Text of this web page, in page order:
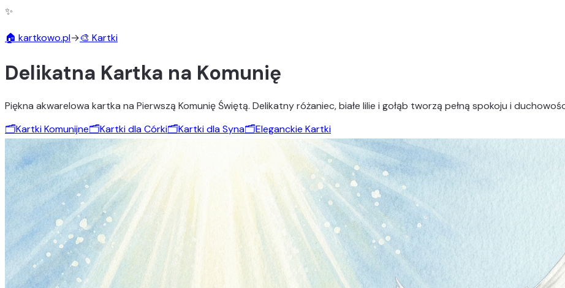
✨
🏠 kartkowo.pl→🎨 Kartki
Delikatna Kartka na Komunię
Piękna akwarelowa kartka na Pierwszą Komunię Świętą. Delikatny różaniec, białe lilie i gołąb tworzą pełną spokoju i
🗂️Kartki Komunijne🗂️Kartki dla Córki🗂️Kartki dla Syna🗂️Eleganckie Kartki